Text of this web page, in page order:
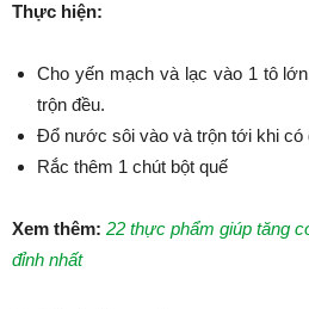
Thực hiện:
Cho yến mạch và lạc vào 1 tô
trộn đều.
Đổ nước sôi vào và trộn tới khi có
Rắc thêm 1 chút bột quế
Xem thêm: 22 thực phẩm giúp tăng
đỉnh nhất